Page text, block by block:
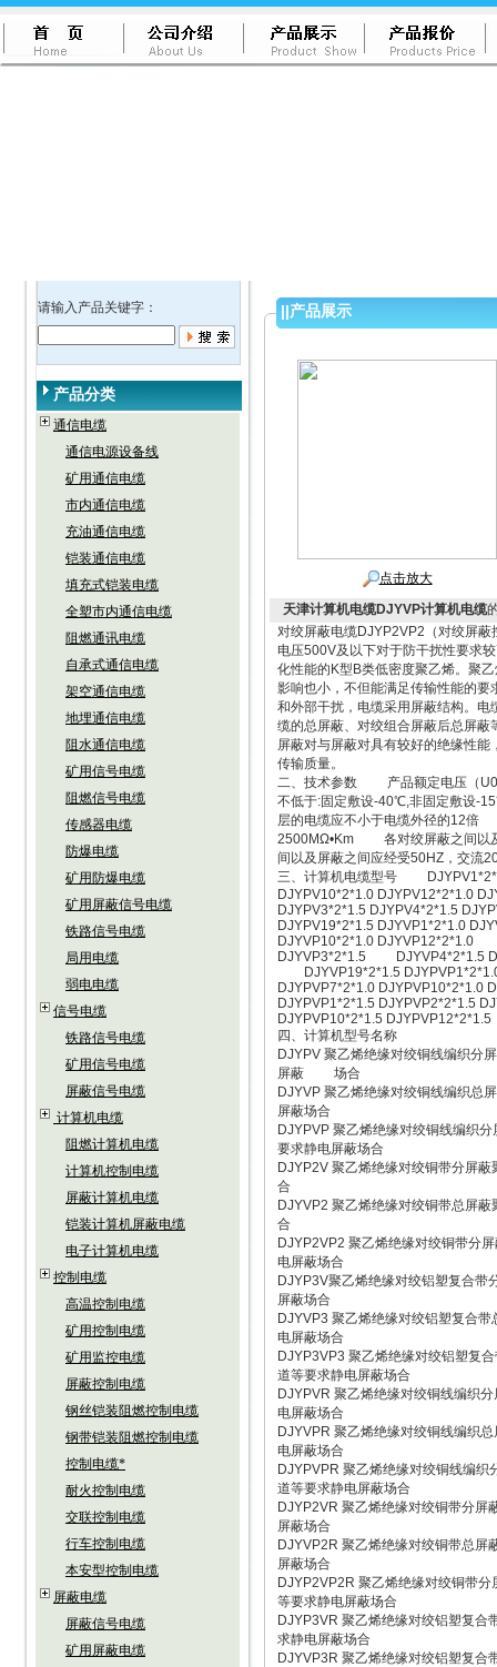
请输入产品关键字：
产品分类
通信电缆
通信电源设备线
矿用通信电缆
市内通信电缆
充油通信电缆
铠装通信电缆
填充式铠装电缆
全塑市内通信电缆
阻燃通讯电缆
自承式通信电缆
架空通信电缆
地埋通信电缆
阻水通信电缆
矿用信号电缆
阻燃信号电缆
传感器电缆
防爆电缆
矿用防爆电缆
矿用屏蔽信号电缆
铁路信号电缆
局用电缆
弱电电缆
信号电缆
铁路信号电缆
矿用信号电缆
屏蔽信号电缆
计算机电缆
阻燃计算机电缆
计算机控制电缆
屏蔽计算机电缆
铠装计算机屏蔽电缆
电子计算机电缆
控制电缆
高温控制电缆
矿用控制电缆
矿用监控电缆
屏蔽控制电缆
钢丝铠装阻燃控制电缆
钢带铠装阻燃控制电缆
控制电缆*
耐火控制电缆
交联控制电缆
行车控制电缆
本安型控制电缆
屏蔽电缆
屏蔽信号电缆
矿用屏蔽电缆
||产品展示
点击放大
天津计算机电缆DJYVP计算机电缆
对绞屏蔽电缆DJYP2VP2（对绞屏
电压500V及以下对于防干扰性要求
化性能的K型B类低密度聚乙烯。聚
影响也小，不但能满足传输性能的
和外部干扰，电缆采用屏蔽结构。
缆的总屏蔽、对绞组合屏蔽后总屏
屏蔽对与屏蔽对具有较好的绝缘性
传输质量。
二、技术参数 产品额定电压（
不低于:固定敷设-40℃,非固定敷设-
层的电缆应不小于电缆外径的12
2500MΩ•Km 各对绞屏蔽之间以
间以及屏蔽之间应经受50HZ，交
三、计算机电缆型号
DJYPV10*2*1.0 DJYPV12*2*1.0
DJYPV3*2*1.5 DJYPV4*2*1.5
DJYPV19*2*1.5 DJYVP1*2*1.0
DJYVP10*2*1.0 DJYVP12*2*1.0
DJYVP3*2*1.5 DJYVP4*2*1.5
DJYVP19*2*1.5
DJYPVP7*2*1.0
DJYPVP1*2*1.5 DJYPVP2*2*1.5
DJYPVP10*2*1.5
四、计算机型号名称
DJYPV 聚乙烯绝缘对绞铜线编织分
屏蔽 场合
DJYVP 聚乙烯绝缘对绞铜线编织总
屏蔽场合
DJYPVP 聚乙烯绝缘对绞铜线编织
要求静电屏蔽场合
DJYP2V 聚乙烯绝缘对绞铜带分屏
合
DJYVP2 聚乙烯绝缘对绞铜带总屏
合
DJYP2VP2 聚乙烯绝缘对绞铜带分
电屏蔽场合
DJYP3V聚乙烯绝缘对绞铝塑复合带
屏蔽场合
DJYVP3 聚乙烯绝缘对绞铝塑复合
电屏蔽场合
DJYP3VP3 聚乙烯绝缘对绞铝塑复
道等要求静电屏蔽场合
DJYPVR 聚乙烯绝缘对绞铜线编织
电屏蔽场合
DJYVPR 聚乙烯绝缘对绞铜线编织
电屏蔽场合
DJYPVPR 聚乙烯绝缘对绞铜线编
道等要求静电屏蔽场合
DJYP2VR 聚乙烯绝缘对绞铜带分屏
屏蔽场合
DJYVP2R 聚乙烯绝缘对绞铜带总屏
屏蔽场合
DJYP2VP2R 聚乙烯绝缘对绞铜带
等要求静电屏蔽场合
DJYP3VR 聚乙烯绝缘对绞铝塑复合
求静电屏蔽场合
DJYVP3R 聚乙烯绝缘对绞铝塑复合